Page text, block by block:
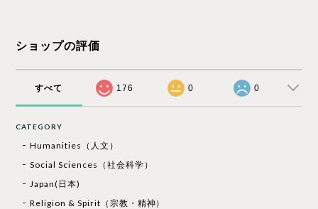
ショップの評価
すべて 176 0 0
CATEGORY
Humanities（人文）
Social Sciences（社会科学）
Japan(日本)
Religion & Spirit（宗教・精神）